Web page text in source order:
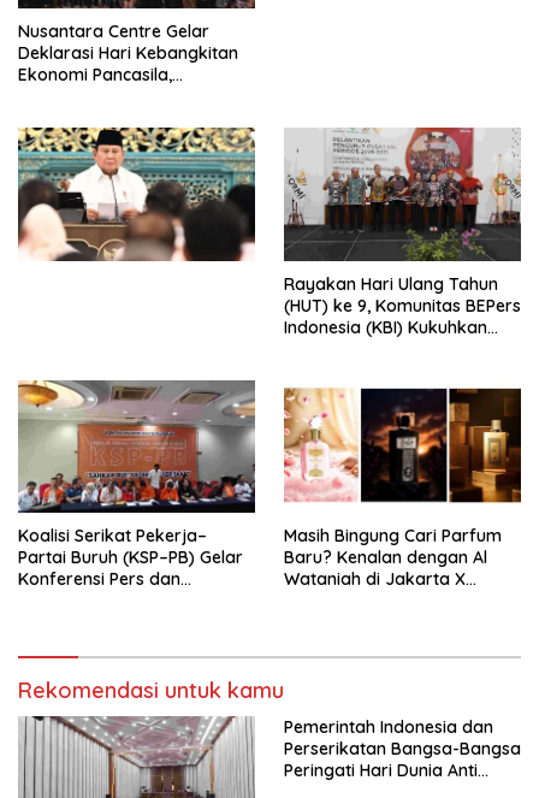
Nusantara Centre Gelar
Deklarasi Hari Kebangkitan
Ekonomi Pancasila,
Penjajahan (Pergolakan
Ekonomi Politik Indonesia) &
Simposium Nasional “Urgensi
Undang-Undang
Perekonomian Nasional dan
Kesejahteraan Sosial dalam
Rayakan Hari Ulang Tahun
(HUT) ke 9, Komunitas BEPers
Indonesia (KBI) Kukuhkan
Tema: “Penguatan dan
Pengembangan Organisasi
KBI yang Berbasis Riset di
seluruh Indonesia dan
Mancanegara”.
Koalisi Serikat Pekerja–
Partai Buruh (KSP–PB) Gelar
Konferensi Pers dan
Masih Bingung Cari Parfum
Baru? Kenalan dengan Al
Wataniah di Jakarta X
Rekomendasi untuk kamu
Pemerintah Indonesia dan
Perserikatan Bangsa-Bangsa
Peringati Hari Dunia Anti